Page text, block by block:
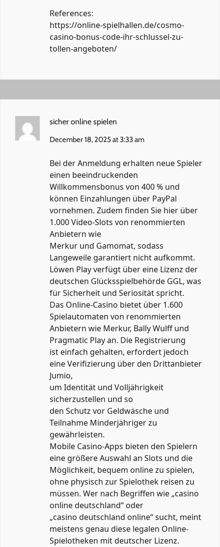
References:
https://online-spielhallen.de/cosmo-
casino-bonus-code-ihr-schlussel-zu-
tollen-angeboten/
sicher online spielen
December 18, 2025 at 3:33 am
Bei der Anmeldung erhalten neue Spieler
einen beeindruckenden
Willkommensbonus von 400 % und
können Einzahlungen über PayPal
vornehmen. Zudem finden Sie hier über
1.000 Video-Slots von renommierten
Anbietern wie
Merkur und Gamomat, sodass
Langeweile garantiert nicht aufkommt.
Löwen Play verfügt über eine Lizenz der
deutschen Glücksspielbehörde GGL, was
für Sicherheit und Seriosität spricht.
Das Online-Casino bietet über 1.600
Spielautomaten von renommierten
Anbietern wie Merkur, Bally Wulff und
Pragmatic Play an. Die Registrierung
ist einfach gehalten, erfordert jedoch
eine Verifizierung über den Drittanbieter
Jumio,
um Identität und Volljährigkeit
sicherzustellen und so
den Schutz vor Geldwäsche und
Teilnahme Minderjähriger zu
gewährleisten.
Mobile Casino-Apps bieten den Spielern
eine größere Auswahl an Slots und die
Möglichkeit, bequem online zu spielen,
ohne physisch zur Spielothek reisen zu
müssen. Wer nach Begriffen wie „casino
online deutschland“ oder
„casino deutschland online“ sucht, meint
meistens genau diese legalen Online-
Spielotheken mit deutscher Lizenz.